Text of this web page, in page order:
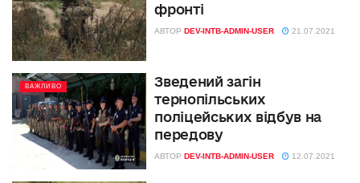
фронті
АВТОР DEV-INTB-ADMIN-USER 21.07.2021
ВАЖЛИВО
Зведений загін
тернопільських
поліцейських відбув на
передову
АВТОР DEV-INTB-ADMIN-USER 12.07.2021